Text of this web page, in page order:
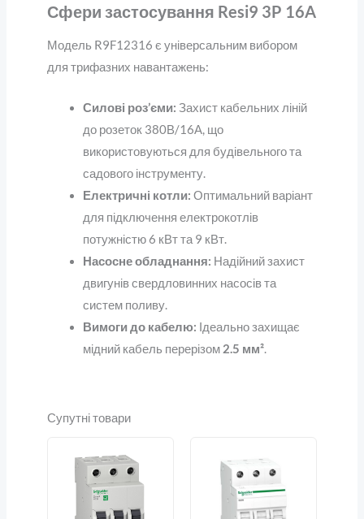
Сфери застосування Resi9 3P 16A
Модель R9F12316 є універсальним вибором
для трифазних навантажень:
Силові роз’єми: Захист кабельних ліній
до розеток 380В/16А, що
використовуються для будівельного та
садового інструменту.
Електричні котли: Оптимальний варіант
для підключення електрокотлів
потужністю 6 кВт та 9 кВт.
Насосне обладнання: Надійний захист
двигунів свердловинних насосів та
систем поливу.
Вимоги до кабелю: Ідеально захищає
мідний кабель перерізом 2.5 мм².
Супутні товари